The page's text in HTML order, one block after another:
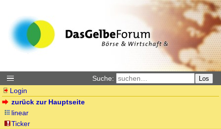
Suche: Los
Login
zurück zur Hauptseite
linear
Ticker